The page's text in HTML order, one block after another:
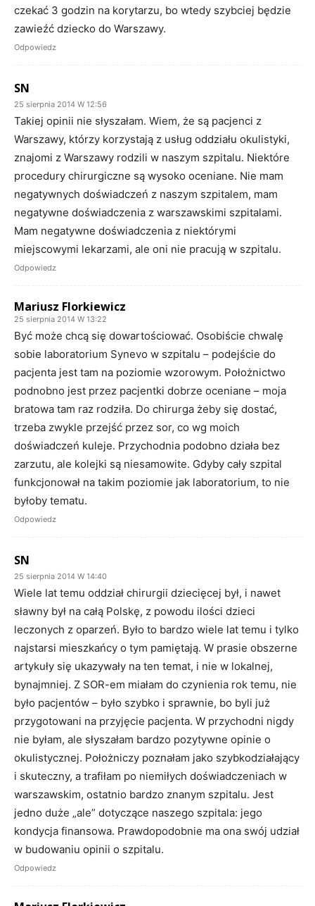
czekać 3 godzin na korytarzu, bo wtedy szybciej będzie
zawieźć dziecko do Warszawy.
Odpowiedz
SN
25 sierpnia 2014 W 12:56
Takiej opinii nie słyszałam. Wiem, że są pacjenci z
Warszawy, którzy korzystają z usług oddziału okulistyki,
znajomi z Warszawy rodzili w naszym szpitalu. Niektóre
procedury chirurgiczne są wysoko oceniane. Nie mam
negatywnych doświadczeń z naszym szpitalem, mam
negatywne doświadczenia z warszawskimi szpitalami.
Mam negatywne doświadczenia z niektórymi
miejscowymi lekarzami, ale oni nie pracują w szpitalu.
Odpowiedz
Mariusz Florkiewicz
25 sierpnia 2014 W 13:22
Być może chcą się dowartościować. Osobiście chwalę
sobie laboratorium Synevo w szpitalu – podejście do
pacjenta jest tam na poziomie wzorowym. Położnictwo
podnobno jest przez pacjentki dobrze oceniane – moja
bratowa tam raz rodziła. Do chirurga żeby się dostać,
trzeba zwykle przejść przez sor, co wg moich
doświadczeń kuleje. Przychodnia podobno działa bez
zarzutu, ale kolejki są niesamowite. Gdyby cały szpital
funkcjonował na takim poziomie jak laboratorium, to nie
byłoby tematu.
Odpowiedz
SN
25 sierpnia 2014 W 14:40
Wiele lat temu oddział chirurgii dziecięcej był, i nawet
sławny był na całą Polskę, z powodu ilości dzieci
leczonych z oparzeń. Było to bardzo wiele lat temu i tylko
najstarsi mieszkańcy o tym pamiętają. W prasie obszerne
artykuły się ukazywały na ten temat, i nie w lokalnej,
bynajmniej. Z SOR-em miałam do czynienia rok temu, nie
było pacjentów – było szybko i sprawnie, bo byli już
przygotowani na przyjęcie pacjenta. W przychodni nigdy
nie byłam, ale słyszałam bardzo pozytywne opinie o
okulistycznej. Położniczy poznałam jako szybkodziałający
i skuteczny, a trafiłam po niemiłych doświadczeniach w
warszawskim, ostatnio bardzo znanym szpitalu. Jest
jedno duże „ale” dotyczące naszego szpitala: jego
kondycja finansowa. Prawdopodobnie ma ona swój udział
w budowaniu opinii o szpitalu.
Odpowiedz